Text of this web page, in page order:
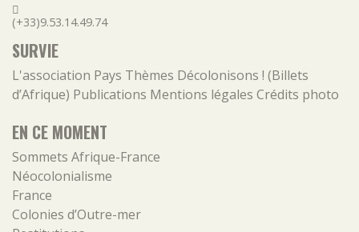
(+33)9.53.14.49.74
SURVIE
L'association Pays Thèmes Décolonisons ! (Billets
d’Afrique) Publications Mentions légales Crédits photo
EN CE MOMENT
Sommets Afrique-France
Néocolonialisme
France
Colonies d’Outre-mer